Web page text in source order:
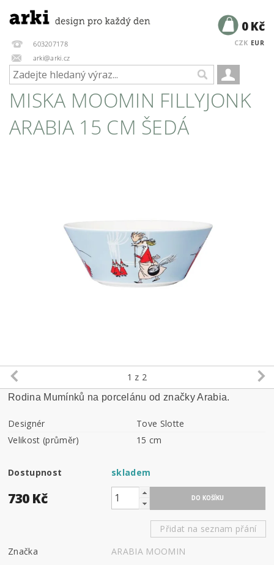
603207178
arki@arki.cz
CZK EUR
0 Kč
MISKA MOOMIN FILLYJONK
ARABIA 15 CM ŠEDÁ
1 z 2
Rodina Mumínků na porcelánu od značky Arabia.
Designér
Tove Slotte
Velikost (průměr)
15 cm
Dostupnost skladem
730 Kč
Přidat na seznam přání
Značka
ARABIA MOOMIN